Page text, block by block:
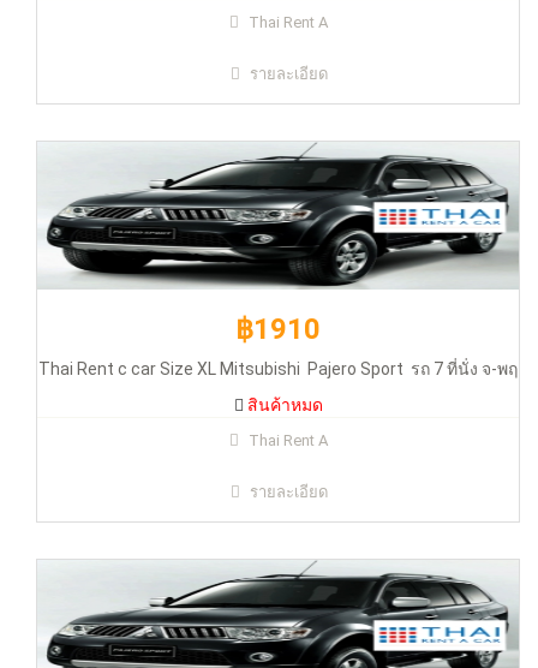
Thai Rent A
รายละเอียด
฿1910
Thai Rent c car Size XL Mitsubishi Pajero Sport รถ 7 ที่นั่ง จ-พฤ
สินค้าหมด
Thai Rent A
รายละเอียด